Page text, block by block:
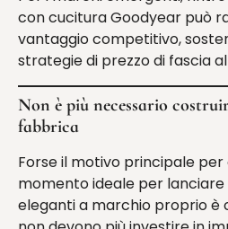
con cucitura Goodyear può
vantaggio competitivo,
strategie di prezzo di fascia
Non è più necessario
fabbrica
Forse il motivo principale per
momento ideale per
eleganti a marchio proprio è